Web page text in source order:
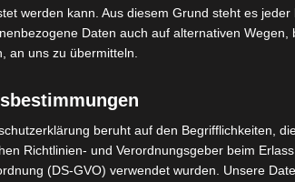
zu bringen, kam die Drehleiter aus
zunächst zehn der insgesamt elf
Rettung des letzten Kükens, das
Ästen und einem Wasserstrahl aus
beide in Richtung der Retter zu lenken.
werden kann. Aus diesem Grund steht es
Daten auch auf alternativen Wegen,
an uns zu übermitteln.
beruht auf den Begrifflichkeiten,
Richtlinien- und Verordnungsgeber beim
(DS-GVO) verwendet wurden. Unsere